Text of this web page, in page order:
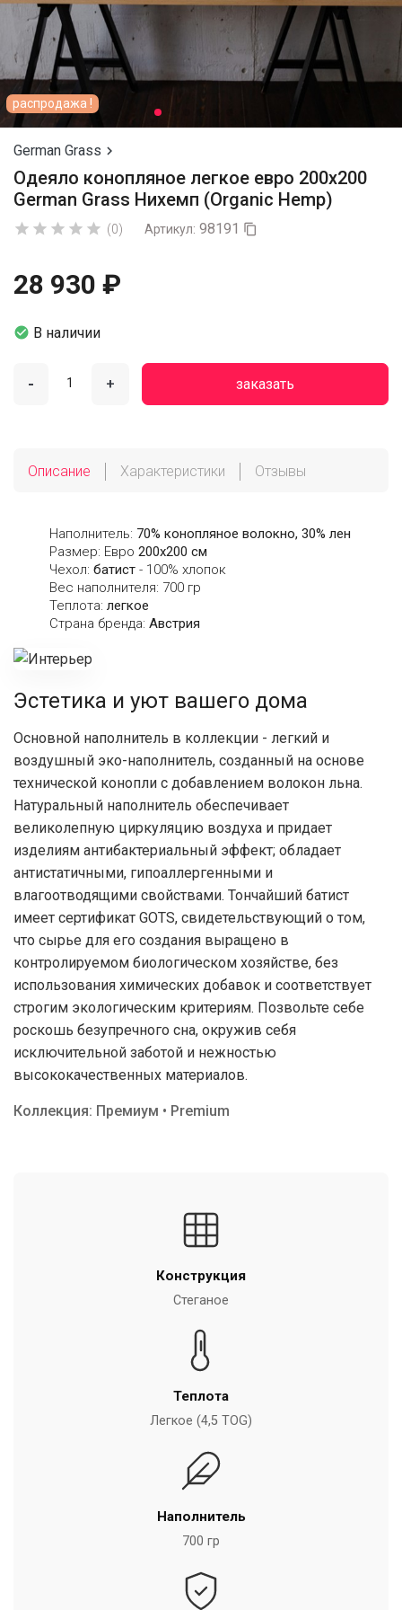
распродажа !
German Grass 
Одеяло конопляное легкое евро 200х200
German Grass Нихемп (Organic Hemp)
     (0) Артикул: 98191 
28 930 ₽
 В наличии
- + заказать
Описание Характеристики Отзывы
Наполнитель: 70% конопляное волокно, 30% лен
Размер: Евро 200х200 см
Чехол: батист - 100% хлопок
Вес наполнителя: 700 гр
Теплота: легкое
Страна бренда: Австрия
Эстетика и уют вашего дома
Основной наполнитель в коллекции - легкий и
воздушный эко-наполнитель, созданный на основе
технической конопли с добавлением волокон льна.
Натуральный наполнитель обеспечивает
великолепную циркуляцию воздуха и придает
изделиям антибактериальный эффект; обладает
антистатичными, гипоаллергенными и
влагоотводящими свойствами. Тончайший батист
имеет сертификат GOTS, свидетельствующий о том,
что сырье для его создания выращено в
контролируемом биологическом хозяйстве, без
использования химических добавок и соответствует
строгим экологическим критериям. Позвольте себе
роскошь безупречного сна, окружив себя
исключительной заботой и нежностью
высококачественных материалов.
Коллекция: Премиум • Premium
Конструкция
Стеганое
Теплота
Легкое (4,5 TOG)
Наполнитель
700 гр